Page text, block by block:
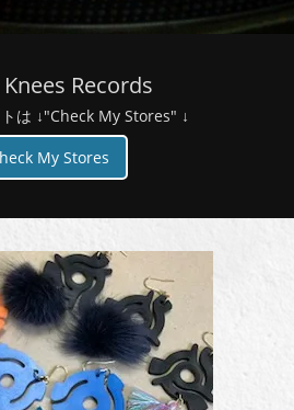
Records
は ↓"Check My Stores" ↓
My Stores